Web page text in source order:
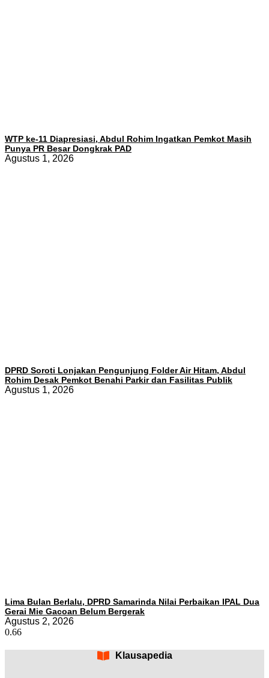
WTP ke-11 Diapresiasi, Abdul Rohim Ingatkan Pemkot Masih
Punya PR Besar Dongkrak PAD
Agustus 1, 2026
DPRD Soroti Lonjakan Pengunjung Folder Air Hitam, Abdul
Rohim Desak Pemkot Benahi Parkir dan Fasilitas Publik
Agustus 1, 2026
Lima Bulan Berlalu, DPRD Samarinda Nilai Perbaikan IPAL Dua
Gerai Mie Gacoan Belum Bergerak
Agustus 2, 2026
Klausapedia